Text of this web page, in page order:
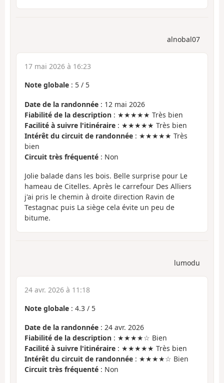
alnobal07
17 mai 2026 à 16:23
Note globale : 5 / 5
Date de la randonnée : 12 mai 2026
Fiabilité de la description : ★★★★★ Très bien
Facilité à suivre l'itinéraire : ★★★★★ Très bien
Intérêt du circuit de randonnée : ★★★★★ Très
bien
Circuit très fréquenté : Non
Jolie balade dans les bois. Belle surprise pour Le
hameau de Citelles. Après le carrefour Des Alliers
j'ai pris le chemin à droite direction Ravin de
Testagnac puis La siège cela évite un peu de
bitume.
lumodu
24 avr. 2026 à 11:18
Note globale : 4.3 / 5
Date de la randonnée : 24 avr. 2026
Fiabilité de la description : ★★★★☆ Bien
Facilité à suivre l'itinéraire : ★★★★★ Très bien
Intérêt du circuit de randonnée : ★★★★☆ Bien
Circuit très fréquenté : Non